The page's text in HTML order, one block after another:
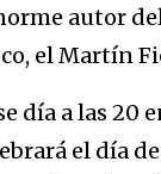
autor
el Martín
día a las 20
el día